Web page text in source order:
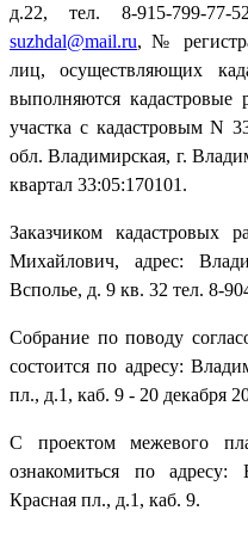
д.22, тел. 8-915-799-77-
suzhdal@mail.ru, №
лиц, осуществляющих
выполняются кадастровые
участка с кадастровым N
обл. Владимирская, г.
квартал 33:05:170101.
Заказчиком кадастровых
Михайлович, адрес:
Всполье, д. 9 кв. 32 тел. 8-
Собрание по поводу
состоится по адресу:
пл., д.1, каб. 9 - 20 декабря
С проектом межевого
ознакомиться по адресу:
Красная пл., д.1, каб. 9.